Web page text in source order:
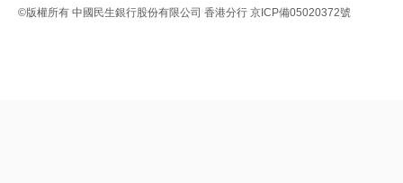
©版權所有 中國民生銀行股份有限公司 香港分行 京ICP備05020372號